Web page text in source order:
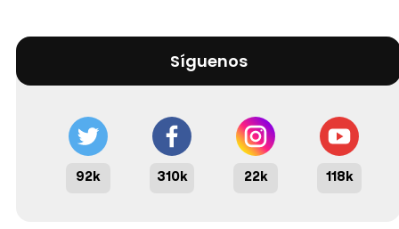
Síguenos
92k 310k 22k 118k